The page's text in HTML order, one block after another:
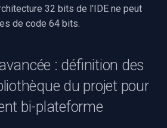
32 bits de l'IDE ne peut
de code 64 bits.
: définition des
du projet pour
bi-plateforme